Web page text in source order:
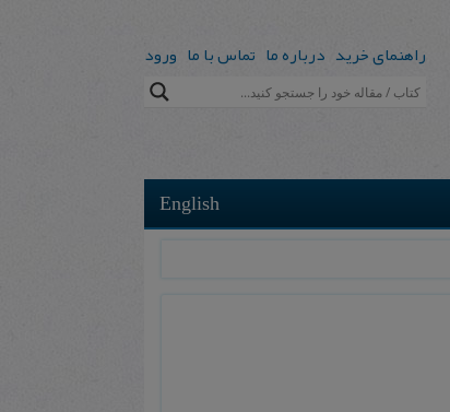
راهنمای خرید درباره ما تماس با ما ورود
English